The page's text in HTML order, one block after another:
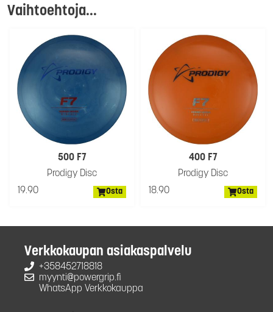
Vaihtoehtoja...
500 F7
Prodigy Disc
19.90
Osta
400 F7
Prodigy Disc
18.90
Osta
Verkkokaupan asiakaspalvelu
+358452718818
myynti@powergrip.fi
WhatsApp Verkkokauppa